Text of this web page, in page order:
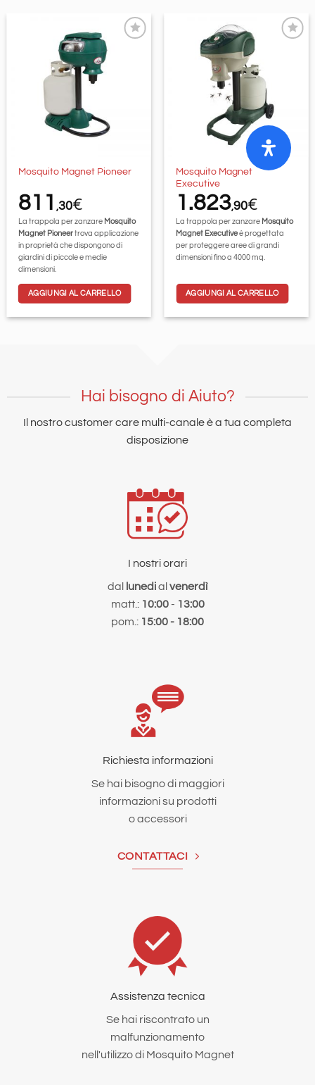
Mosquito Magnet Pioneer
811 ,30€
La trappola per zanzare Mosquito
Magnet Pioneertrova applicazione
in proprietà che dispongono di
giardini di piccole e medie
dimensioni.
AGGIUNGI AL CARRELLO
Mosquito Magnet
Executive
1.823,90€
La trappola per zanzare Mosquito
Magnet Executiveè progettata
per proteggere aree di grandi
dimensioni fino a 4000 mq.
AGGIUNGI AL CARRELLO
Hai bisogno di Aiuto?
Il nostro customer care multi-canale è a tua completa
disposizione
I nostri orari
dal lunedial venerdì
matt.: 10:00- 13:00
pom.: 15:00 - 18:00
Richiesta informazioni
Se hai bisogno di maggiori
informazioni su prodotti
o accessori
CONTATTACI
Assistenza tecnica
Se hai riscontrato un
malfunzionamento
nell'utilizzo di Mosquito Magnet